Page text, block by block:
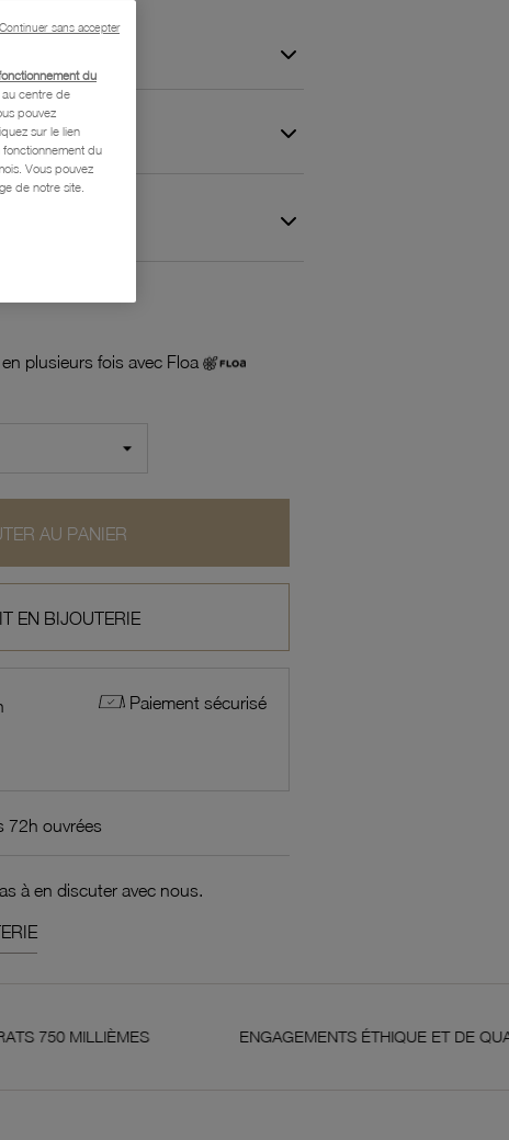
et Garantie
plusieurs fois avec Floa
AU PANIER
EN BIJOUTERIE
Paiement sécurisé
72h ouvrées
à en discuter avec nous.
ENGAGEMENTS ÉTHIQUE ET DE QUALITÉ
du
centre de
pouvez
sur le lien
du
Vous pouvez
de notre site.
Continuer sans accepter